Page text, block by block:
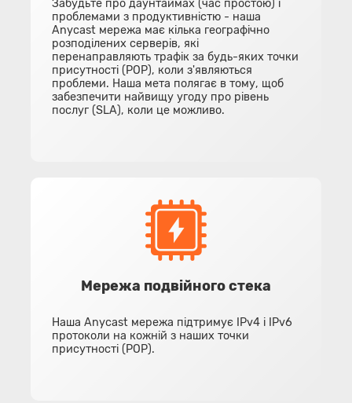
Забудьте про даунтаймах (час простою) і
проблемами з продуктивністю - наша
Anycast мережа має кілька географічно
розподілених серверів, які
перенаправляють трафік за будь-яких точки
присутності (POP), коли з'являються
проблеми. Наша мета полягає в тому, щоб
забезпечити найвищу угоду про рівень
послуг (SLA), коли це можливо.
Мережа подвійного стека
Наша Anycast мережа підтримує IPv4 і IPv6
протоколи на кожній з наших точки
присутності (POP).